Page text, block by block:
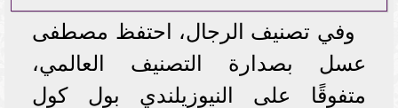
وفي تصنيف الرجال، احتفظ مصطفى
عسل بصدارة التصنيف العالمي،
متفوقًا على النيوزيلندي بول كول